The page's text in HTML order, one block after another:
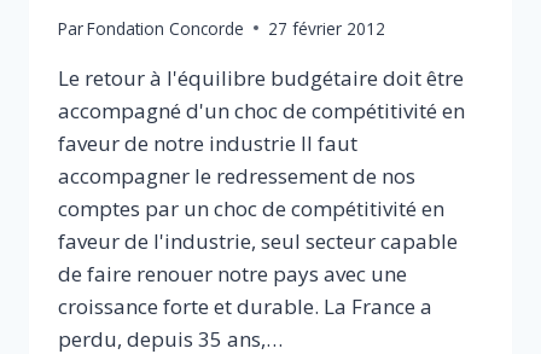
ParFondation Concorde 27 février 2012
Le retour à l'équilibre budgétaire doit être
accompagné d'un choc de compétitivité en
faveur de notre industrie Il faut
accompagner le redressement de nos
comptes par un choc de compétitivité en
faveur de l'industrie, seul secteur capable
de faire renouer notre pays avec une
croissance forte et durable. La France a
perdu, depuis 35 ans,…